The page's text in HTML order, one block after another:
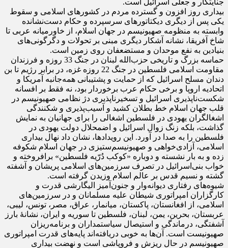
بیداری روز افزون و گسترده مردم در کشورهای اسلامی و سقوط
یکی پس از دیگری دیکتاتورهای سرسپرده و حکام دست‌نشانده
وابسته به منظومه صهیونیسم در جهان اسلام، از خاورمیانه عربی تا
شاخ آفریقا، نشانه آشکار دیگری مبنی بر تحولات و دگرگونی‌های
بنیادین به نفع موحدان و مستضعفان روی زمین است.
حماسه بزرگ و تاریخی حزب‌الله لبنان در جنگ 33 روزه و فرزندان
مقاومت اسلامی فلسطین در جنگ 22 روزه غزه، در برابر رژیم تا بن
دندان مسلح اسرائیل که از حمایت و پشتیبانی همه‌جانبه آمریکا و
اتحادیه اروپا و برخی حکام عرب برخوردار بود، نه فقط بر افسانه
شکست‌ناپذیری اسرائیل و تسخیرناپذیری دژ نظامی صهیونیسم در
قلب جهان اسلام خط بطلان کشید و آسیب‌پذیری و شکنندگی
اشغالگران یهودی در فلسطین اشغالی را برای جهانیان به نمایش
گذاشت، بلکه زنگ زوال اسرائیل و اضمحلال دولت یهودی در
فلسطین را به صدا در آورد. این رویدادها، نشان داد نهال بیداری
اسلامی، آزادی‌خواهی و صهیونیسم‌ستیزی در جهان اسلام شکوفه
زده و به بار نشسته و دوباره «کوکب دُرّیه فلسطین» برافروخته و
خواب بنی‌اسرائیل در تصرف سرزمین‌های اسلامی پریشان و آشفته
گشته و نسیم قدس بر عالم اسلام وزیدن گرفته است.
شیوه‌های رفتاری دیوانه‌وار و جنون‌آمیز الیگارشی قدرت و
کارگزاران امپراتوری شیطان علیه مسلمانان و در سرزمین‌های
اسلامی، از افغانستان، پاکستان، میانمار، عراق، مصر، تونس، لیبی،
عربستان، بحرین، یمن، لبنان، فلسطین تا سوریه و ایران، نشانۀ بارز
آشفتگی، درماندگی و استیصال سیاستمداران و برنامه‌ریزان
صهیونیست است. آن‌ها به خوبی دریافته‌اند پایه‌های قدرت امپراتوری
صهیونیسم در حال ریزش و فروپاشی است و نهضت بیداری